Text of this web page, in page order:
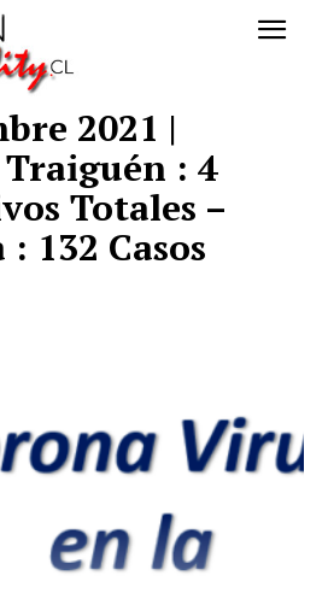
2021 |
: 4
Totales –
132 Casos